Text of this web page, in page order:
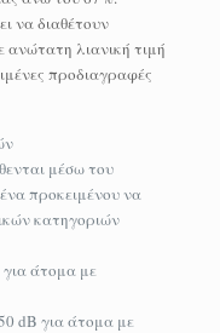
να διαθέτουν
ανώτατη λιανική τιμή
προδιαγραφές
μέσω του
προκειμένου να
κατηγοριών
άτομα με
dB για άτομα με